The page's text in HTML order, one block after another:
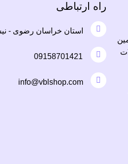
راه ارتباطی
استان خراسان رضوی -
09158701421
info@vblshop.com